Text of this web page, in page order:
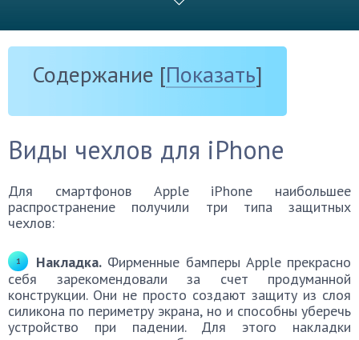
Содержание [Показать]
Виды чехлов для iPhone
Для смартфонов Apple iPhone наибольшее
распространение получили три типа защитных
чехлов:
Накладка. Фирменные бамперы Apple прекрасно
себя зарекомендовали за счет продуманной
конструкции. Они не просто создают защиту из слоя
силикона по периметру экрана, но и способны уберечь
устройство при падении. Для этого накладки